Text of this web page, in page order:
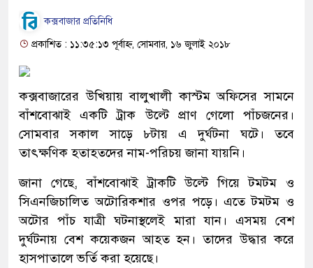
কক্সবাজার প্রতিনিধি
প্রকাশিত : ১১:৩৫:১৩ পূর্বাহ্ন, সোমবার, ১৬ জুলাই ২০১৮
কক্সবাজারের উখিয়ায় বালুখালী কাস্টম অফিসের সামনে
বাঁশবোঝাই একটি ট্রাক উল্টে প্রাণ গেলো পাঁচজনের।
সোমবার সকাল সাড়ে ৮টায় এ দুর্ঘটনা ঘটে। তবে
তাৎক্ষণিক হতাহতদের নাম-পরিচয় জানা যায়নি।
জানা গেছে, বাঁশবোঝাই ট্রাকটি উল্টে গিয়ে টমটম ও
সিএনজিচালিত অটোরিকশার ওপর পড়ে। এতে টমটম ও
অটোর পাঁচ যাত্রী ঘটনাস্থলেই মারা যান। এসময় বেশ
দুর্ঘটনায় বেশ কয়েকজন আহত হন। তাদের উদ্ধার করে
হাসপাতালে ভর্তি করা হয়েছে।